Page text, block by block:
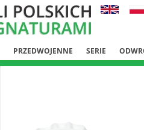
PRZEDWOJENNE SERIE